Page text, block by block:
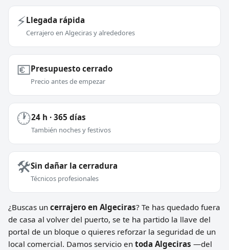
⚡Llegada rápida
Cerrajero en Algeciras y alrededores
💶Presupuesto cerrado
Precio antes de empezar
🕐24 h · 365 días
También noches y festivos
🛠️Sin dañar la cerradura
Técnicos profesionales
¿Buscas un cerrajero en Algeciras? Te has quedado fuera
de casa al volver del puerto, se te ha partido la llave del
portal de un bloque o quieres reforzar la seguridad de un
local comercial. Damos servicio en toda Algeciras —del